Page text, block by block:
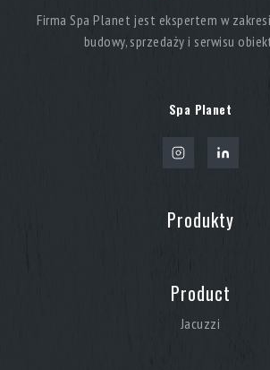
Firma Spa Planet jest ekspertem w
budowy, sprzedaży i serwisu
Spa Planet
Produkty
Product
Jacuzzi